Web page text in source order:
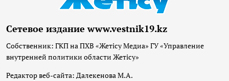
Сетевое издание www.vestnik19.kz
Собственник: ГКП на ПХВ «Жетісу Медиа» ГУ «Управление
внутренней политики области Жетісу»
Редактор веб-сайта: Далекенова М.А.